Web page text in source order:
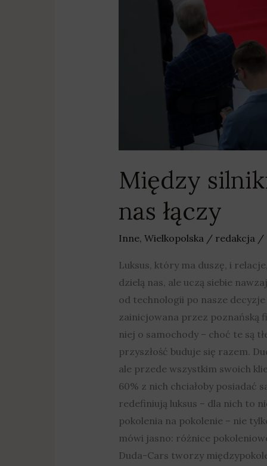
Między
nas łączy
Inne, Wielkopolska/ redakcja /
Luksus, który ma duszę, i
dzielą nas, ale uczą siebie
od technologii po nasze
zainicjowana przez poznańską
niej o samochody – choć te są
przyszłość buduje się razem.
ale przede wszystkim swoich
60% z nich chciałoby posiadać
redefiniują luksus – dla nich to
pokolenia na pokolenie – nie
mówi jasno: różnice
Duda-Cars tworzy